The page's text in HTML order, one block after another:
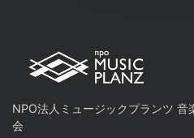
NPO法人ミュージックプランツ
会